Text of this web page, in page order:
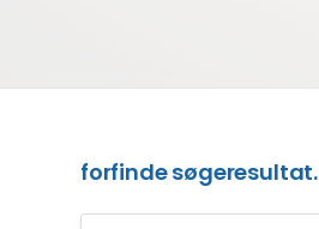
forfinde søgeresultat.